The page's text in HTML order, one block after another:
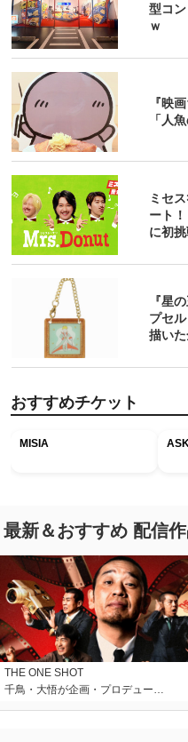
型コ
ｗ
『映
「人
ミセ
ート
に初
『星
プセ
描い
おすすめチケット
MISIA
最新＆おすすめ 配信
THE ONE SHOT
千鳥・大悟が企画・プロデュー…